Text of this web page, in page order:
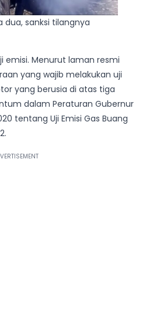
dua, sanksi tilangnya
emisi. Menurut laman resmi
yang wajib melakukan uji
yang berusia di atas tiga
dalam Peraturan Gubernur
tentang Uji Emisi Gas Buang